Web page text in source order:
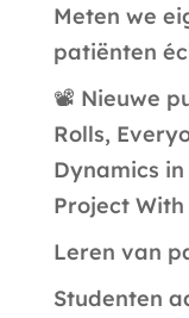
Meten we
patiënten
📽️ Nieuwe
Rolls,
Dynamics
Project
Leren van
Studenten